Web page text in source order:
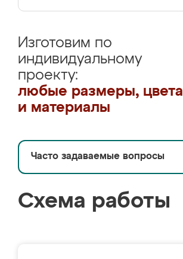
Изготовим по
индивидуальному
проекту:
любые размеры, цвета
и материалы
Часто задаваемые вопросы
Схема работы